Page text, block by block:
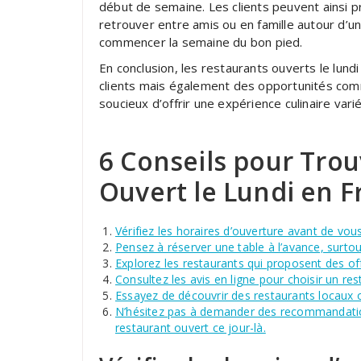
début de semaine. Les clients peuvent ainsi
retrouver entre amis ou en famille autour
commencer la semaine du bon pied.
En conclusion, les restaurants ouverts le
clients mais également des opportunités
soucieux d’offrir une expérience culinaire
6 Conseils pour
Ouvert le Lundi en
Vérifiez les horaires d’ouverture avant de
Pensez à réserver une table à l’avance,
Explorez les restaurants qui proposent des
Consultez les avis en ligne pour choisir un
Essayez de découvrir des restaurants
N’hésitez pas à demander des
restaurant ouvert ce jour-là.